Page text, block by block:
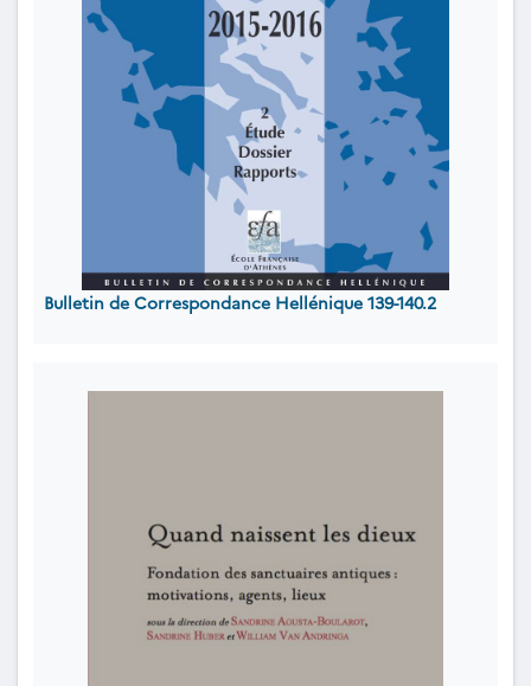
Bulletin de Correspondance Hellénique 139-140.2